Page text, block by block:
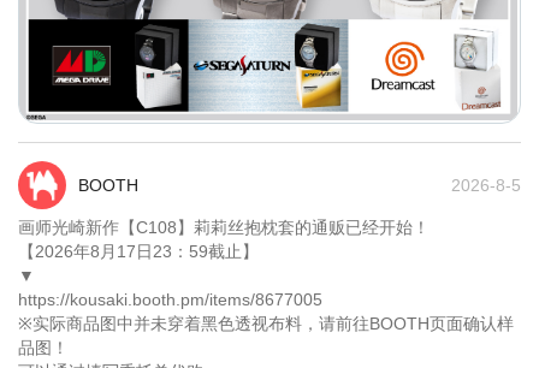
BOOTH 2026-8-5
画师光崎新作【C108】莉莉丝抱枕套的通贩已经开始！
【2026年8月17日23：59截止】
▼
https://kousaki.booth.pm/items/8677005
※实际商品图中并未穿着黑色透视布料，请前往BOOTH页面确认样
品图！